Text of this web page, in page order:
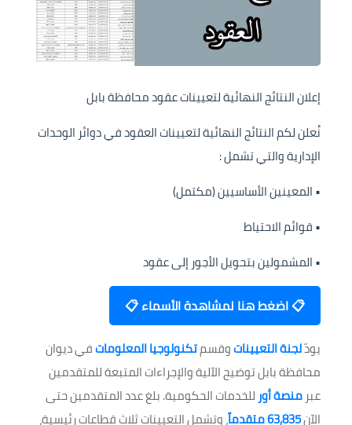
إعلان النتائج النهائية لتعيينات عقود محافظة بابل
نُعلن لكم النتائج النهائية لتعيينات العقود في دوائر الوحدات
الإدارية والتي تشمل :
• المعينين الأساسيين (مكتمل)
• قوائم الاحتياط
• المشمولين بتحويل الأجور إلى عقود
📋 اضغط هنا لمشاهدة الأسماء 📋
يودّلجنة التعييناتوقسمتكنولوجيا المعلوماتفي ديوان
محافظة بابل توضيح الآلية والإجراءات المتبعة للمتقدمين
عبرمنصة أورللخدمات الحكومية. بلغ عدد المتقدمين حتى
الآن63,835 متقدماً
، وتشمل التعيينات ثلاث قطاعات رئيسية،